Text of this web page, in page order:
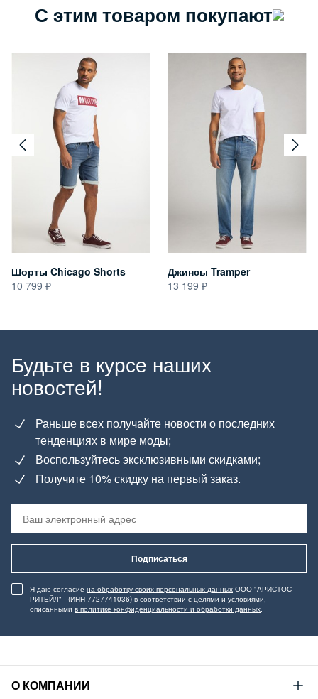
С этим товаром покупают
Шорты Chicago Shorts
10 799
Джинсы Tramper
13 199
Будьте в курсе наших
новостей!
Раньше всех получайте новости о последних
тенденциях в мире моды;
Воспользуйтесь эксклюзивными скидками;
Получите 10% скидку на первый заказ.
Подписаться
Я даю согласие на обработку своих персональных данных ООО "АРИСТОС
РИТЕЙЛ" (ИНН 7727741036) в соответствии с целями и условиями,
описанными в политике конфиденциальности и обработки данных.
О КОМПАНИИ